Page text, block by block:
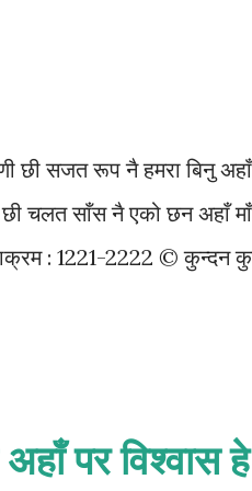
छी सजत रूप नै हमरा बिनु
चलत साँस नै एको छन अहाँ
: 1221-2222 © कुन्दन
पर विश्वास